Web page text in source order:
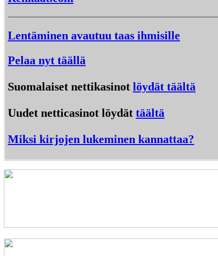
Lentäminen avautuu taas ihmisille
Pelaa nyt täällä
Suomalaiset nettikasinot löydät täältä
Uudet netticasinot löydät täältä
Miksi kirjojen lukeminen kannattaa?